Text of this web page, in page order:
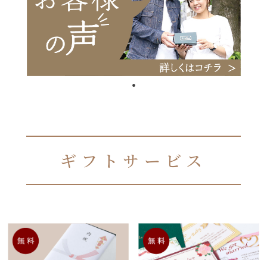
ギフトサービス